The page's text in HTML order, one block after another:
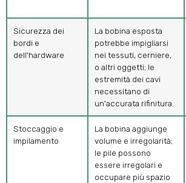
Sicurezza dei
bordi e
dell'hardware
La bobina esposta
potrebbe impigliarsi
nei tessuti, cerniere,
o altri oggetti; le
estremità dei cavi
necessitano di
un'accurata rifinitura.
Stoccaggio e
impilamento
La bobina aggiunge
volume e irregolarità;
le pile possono
essere irregolari e
occupare più spazio